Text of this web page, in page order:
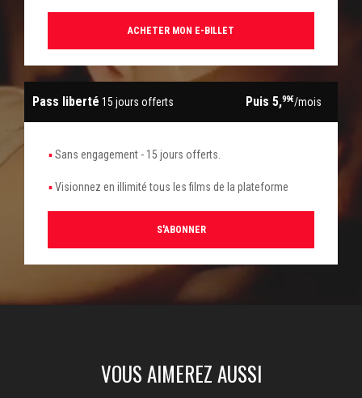
ACHETER MON E-BILLET
Pass liberté 15 jours offerts Puis 5,99€/mois
Sans engagement - 15 jours offerts.
Visionnez en illimité tous les films de la plateforme
S'ABONNER
VOUS AIMEREZ AUSSI